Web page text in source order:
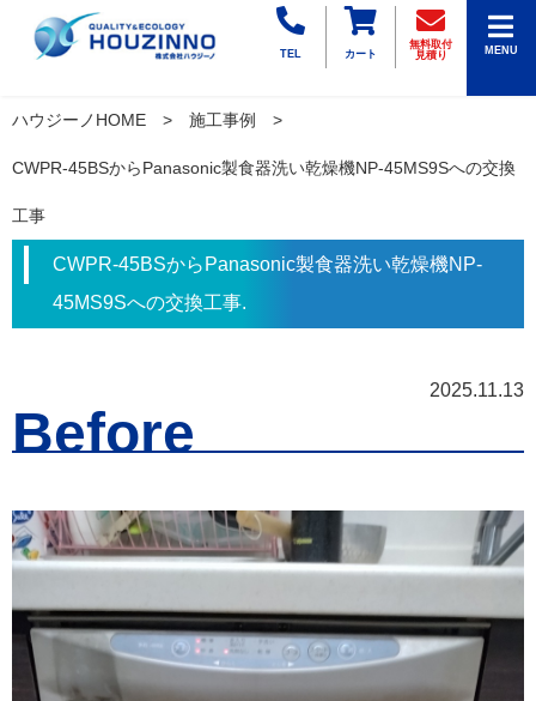
TEL カート
無料取付
見積り
MENU
ハウジーノHOME 施工事例
CWPR-45BSからPanasonic製食器洗い乾燥機NP-45MS9Sへの交換
工事
CWPR-45BSからPanasonic製食器洗い乾燥機NP-
45MS9Sへの交換工事.
2025.11.13
Before